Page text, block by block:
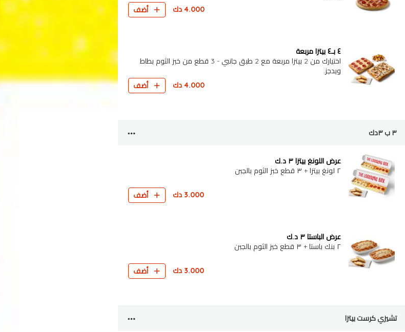
4.000 دك أضف
٤ بـ٤ بيتزا مربعة
اختيارك من 2 بيتزا مربعة مع 2 طبق جانبي - 3 قطع من خبز الثوم بطاط
ويدجز.
4.000 دك أضف
٣ ب ٣دك
عرض اللونغ بيتزا ٣ د.ك
٢ لونغ بيتزا + ٣ قطع خبز الثوم بالجبن
3.000 دك أضف
عرض الباستا ٣ د.ك
٢ بنك باستا + ٣ قطع خبز الثوم بالجبن
3.000 دك أضف
تشيزي كرست بيتزا